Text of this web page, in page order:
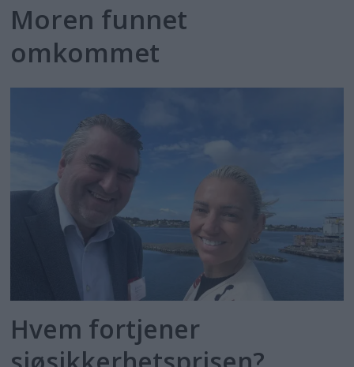
Moren funnet
omkommet
Hvem fortjener